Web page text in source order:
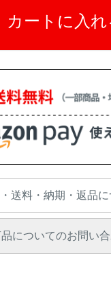
カートに入れ
送料・納期・返品に
についてのお問い
イタチ・
ヌート
ネズミ
ブラッ
ブルー